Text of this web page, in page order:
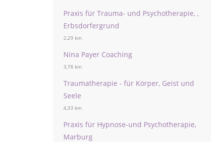
Praxis für Trauma- und Psychotherapie, ,
Erbsdorfergrund
2,29 km
Nina Payer Coaching
3,78 km
Traumatherapie - für Körper, Geist und
Seele
4,33 km
Praxis für Hypnose-und Psychotherapie,
Marburg